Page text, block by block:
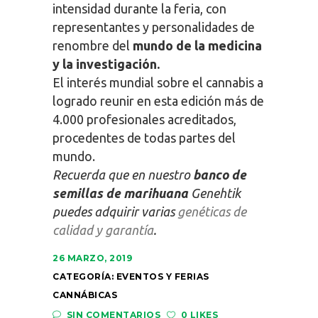
intensidad durante la feria, con
representantes y personalidades de
renombre del mundo de la medicina
y la investigación.
El interés mundial sobre el cannabis a
logrado reunir en esta edición más de
4.000 profesionales acreditados,
procedentes de todas partes del
mundo.
Recuerda que en nuestro banco de
semillas de marihuana Genehtik
puedes adquirir variasgenéticas de
calidad y garantía.
26 MARZO, 2019
CATEGORÍA: EVENTOS Y FERIAS
CANNÁBICAS
SIN COMENTARIOS
0 LIKES